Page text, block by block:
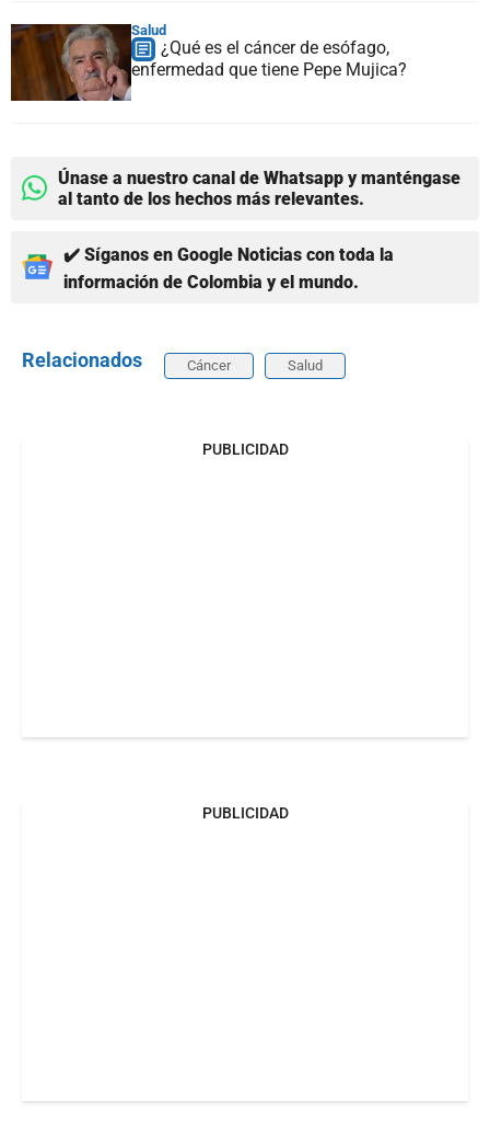
Salud
¿Qué es el cáncer de esófago,
enfermedad que tiene Pepe Mujica?
Únase a nuestro canal de Whatsapp y manténgase
al tanto de los hechos más relevantes.
✔️ Síganos en Google Noticias con toda la
información de Colombia y el mundo.
Relacionados Cáncer Salud
PUBLICIDAD
PUBLICIDAD